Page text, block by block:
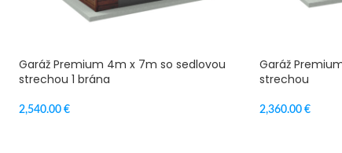
Garáž Premium 4m x 7m so sedlovou
strechou 1 brána
2,540.00 €
Garáž
strechou
2,360.00 €